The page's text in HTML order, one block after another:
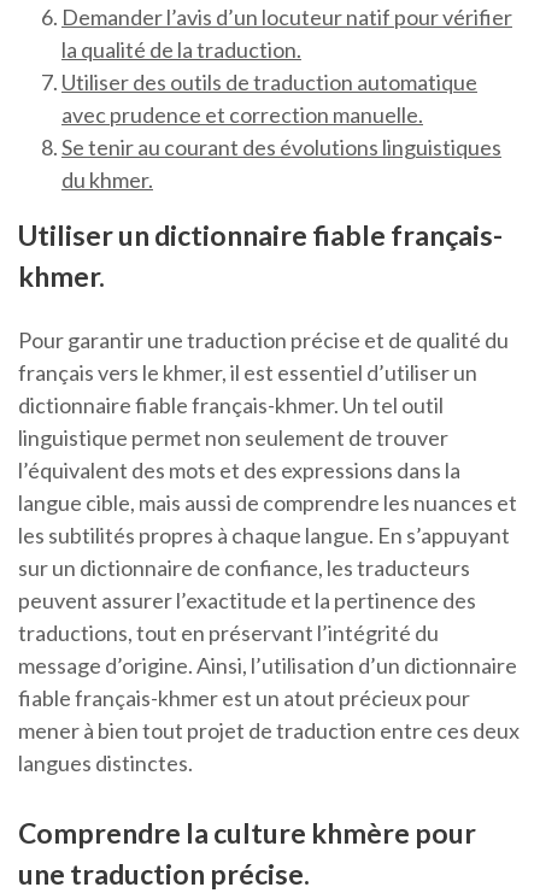
Demander l’avis d’un locuteur natif pour vérifier
la qualité de la traduction.
Utiliser des outils de traduction automatique
avec prudence et correction manuelle.
Se tenir au courant des évolutions linguistiques
du khmer.
Utiliser un dictionnaire fiable français-
khmer.
Pour garantir une traduction précise et de qualité du
français vers le khmer, il est essentiel d’utiliser un
dictionnaire fiable français-khmer. Un tel outil
linguistique permet non seulement de trouver
l’équivalent des mots et des expressions dans la
langue cible, mais aussi de comprendre les nuances et
les subtilités propres à chaque langue. En s’appuyant
sur un dictionnaire de confiance, les traducteurs
peuvent assurer l’exactitude et la pertinence des
traductions, tout en préservant l’intégrité du
message d’origine. Ainsi, l’utilisation d’un dictionnaire
fiable français-khmer est un atout précieux pour
mener à bien tout projet de traduction entre ces deux
langues distinctes.
Comprendre la culture khmère pour
une traduction précise.